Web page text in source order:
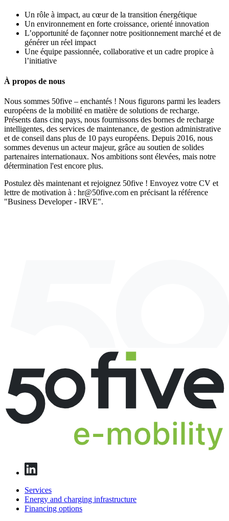
Un rôle à impact, au cœur de la transition énergétique
Un environnement en forte croissance, orienté innovation
L’opportunité de façonner notre positionnement marché et de
générer un réel impact
Une équipe passionnée, collaborative et un cadre propice à
l’initiative
À propos de nous
Nous sommes 50five – enchantés ! Nous figurons parmi les leaders
européens de la mobilité en matière de solutions de recharge.
Présents dans cinq pays, nous fournissons des bornes de recharge
intelligentes, des services de maintenance, de gestion administrative
et de conseil dans plus de 10 pays européens. Depuis 2016, nous
sommes devenus un acteur majeur, grâce au soutien de solides
partenaires internationaux. Nos ambitions sont élevées, mais notre
détermination l'est encore plus.
Postulez dès maintenant et rejoignez 50five ! Envoyez votre CV et
lettre de motivation à : hr@50five.com en précisant la référence
"Business Developer - IRVE".
Services
Energy and charging infrastructure
Financing options